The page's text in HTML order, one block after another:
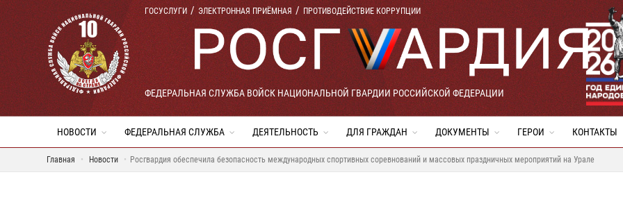
ГОСУСЛУГИ ЭЛЕКТРОННАЯ ПРИЁМНАЯ ПРОТИВОДЕЙСТВИЕ КОРРУПЦИИ
ФЕДЕРАЛЬНАЯ СЛУЖБА ВОЙСК НАЦИОНАЛЬНОЙ ГВАРДИИ РОССИЙСКОЙ ФЕДЕРАЦИИ
НОВОСТИ ФЕДЕРАЛЬНАЯ СЛУЖБА ДЕЯТЕЛЬНОСТЬ ДЛЯ ГРАЖДАН ДОКУМЕНТЫ ГЕРОИ КОНТАКТЫ
Главная Новости Росгвардия обеспечила безопасность международных спортивных соревнований и массовых праздничных мероприятий на Урале